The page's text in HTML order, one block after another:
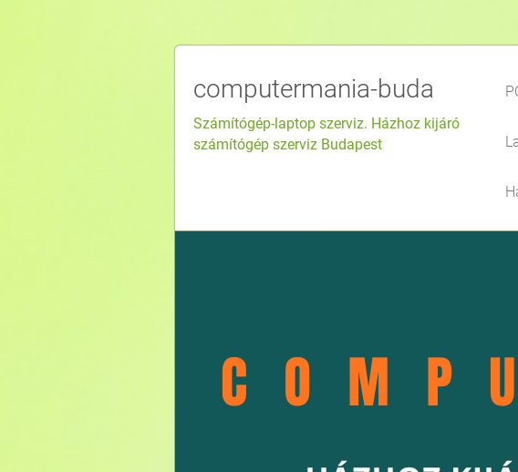
computermania-buda
Számítógép-laptop szerviz. Házhoz kijáró
számítógép szerviz Budapest